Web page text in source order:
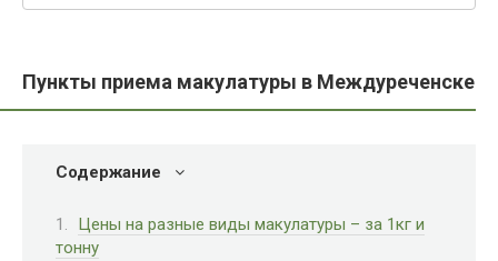
Пункты приема макулатуры в Междуреченске
Содержание
Цены на разные виды макулатуры – за 1кг и
тонну